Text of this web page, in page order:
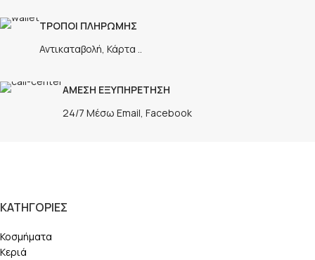
ΤΡΟΠΟΙ ΠΛΗΡΩΜΗΣ
Αντικαταβολή, Κάρτα ..
ΑΜΕΣΗ ΕΞΥΠΗΡΕΤΗΣΗ
24/7 Μέσω Email, Facebook
ΚΑΤΗΓΟΡΙΕΣ
Κοσμήματα
Κεριά